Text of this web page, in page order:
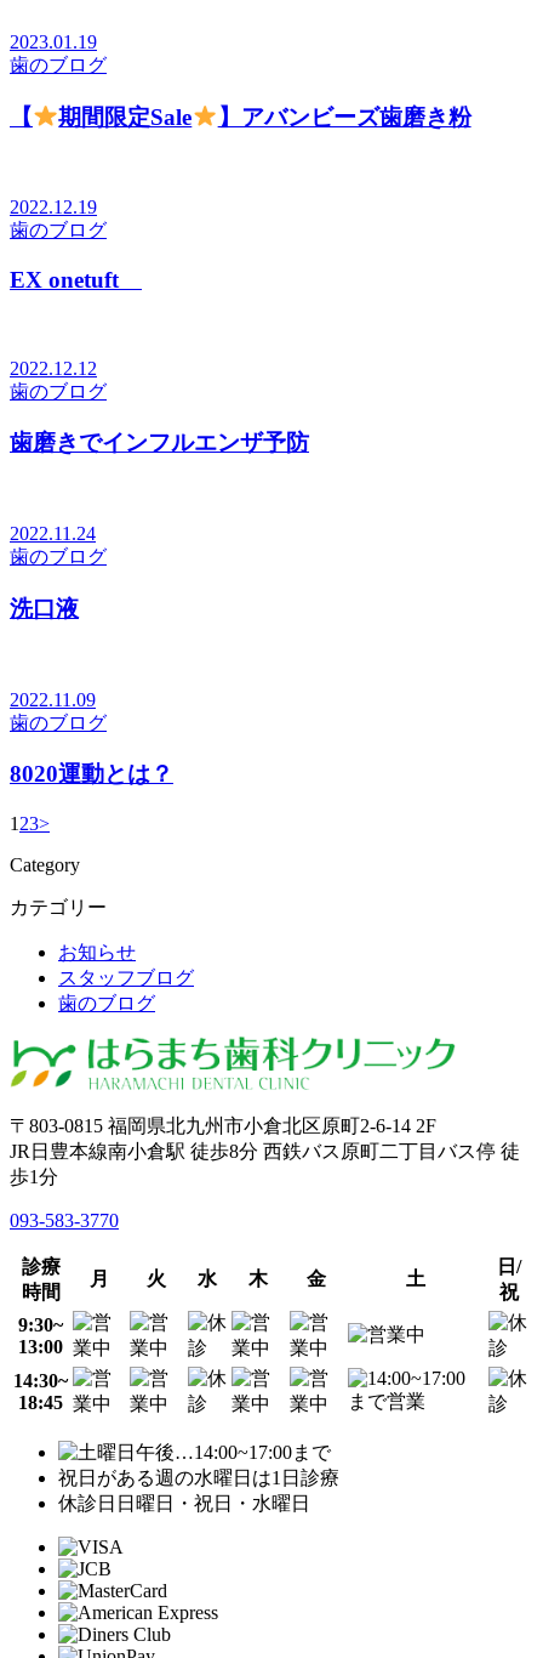
2023.01.19
歯のブログ
【 期間限定Sale 】アバンビーズ歯磨き粉
2022.12.19
歯のブログ
EX onetuft
2022.12.12
歯のブログ
歯磨きでインフルエンザ予防
2022.11.24
歯のブログ
洗口液
2022.11.09
歯のブログ
8020運動とは？
1 23>
Category
カテゴリー
お知らせ
スタッフブログ
歯のブログ
〒803-0815 福岡県北九州市小倉北区原町2-6-14 2F
JR日豊本線南小倉駅 徒歩8分 西鉄バス原町二丁目バス停 徒
歩1分
093-583-3770
診療
時間
月 火 水 木 金 土
日/
祝
9:30~
13:00
14:30~
18:45
…14:00~17:00まで
祝日がある週の水曜日は1日診療
休診日 日曜日・祝日・水曜日